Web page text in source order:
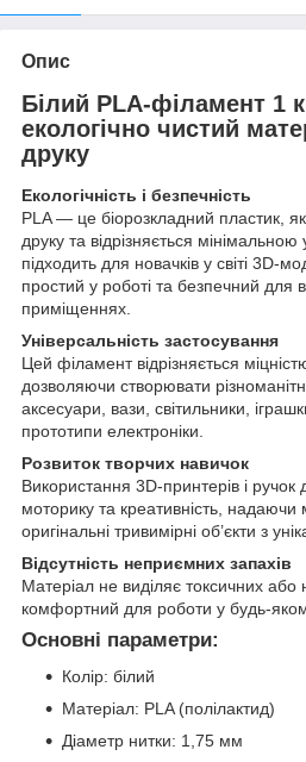
Опис
Білий PLA-філамент 1
екологічно чистий
друку
Екологічність і безпечність
PLA — це біорозкладний пластик,
друку та відрізняється
підходить для новачків у світі 3D-
простий у роботі та безпечний для
приміщеннях.
Універсальність застосування
Цей філамент відрізняється
дозволяючи створювати
аксесуари, вази, світильники,
прототипи електроніки.
Розвиток творчих навичок
Використання 3D-принтерів і
моторику та креативність, надаючи
оригінальні тривимірні об’єкти з
Відсутність неприємних запахів
Матеріал не виділяє токсичних
комфортний для роботи у будь-
Основні параметри:
Колір: білий
Матеріал: PLA (полілактид)
Діаметр нитки: 1,75 мм